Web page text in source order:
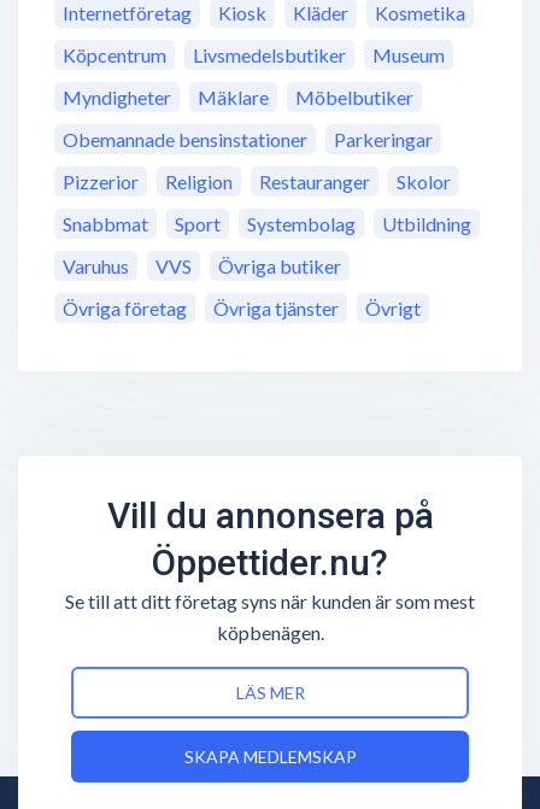
Internetföretag
Kiosk Kläder
Kosmetika
Köpcentrum
Livsmedelsbutiker
Museum
Myndigheter
Mäklare
Möbelbutiker
Obemannade bensinstationer
Parkeringar
Pizzerior
Religion Restauranger
Skolor
Snabbmat
Sport Systembolag
Utbildning
Varuhus
VVS
Övriga butiker
Övriga företag
Övriga tjänster Övrigt
Vill du annonsera på
Öppettider.nu?
Se till att ditt företag syns när kunden är som mest
köpbenägen.
LÄS MER
SKAPA MEDLEMSKAP